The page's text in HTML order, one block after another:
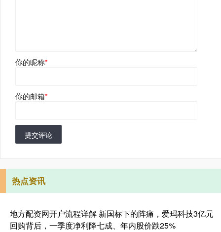
你的昵称*
你的邮箱*
提交评论
热点资讯
地方配资网开户流程详解 新国标下的阵痛，爱玛科技3亿元
回购背后，一季度净利降七成、年内股价跌25%